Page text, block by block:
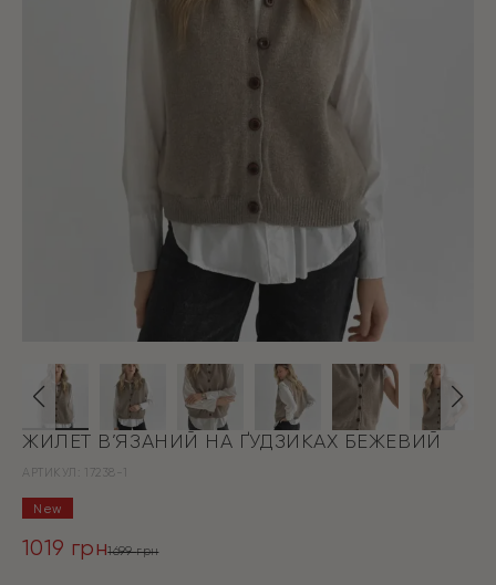
ЖИЛЕТ В’ЯЗАНИЙ НА ҐУДЗИКАХ БЕЖЕВИЙ
АРТИКУЛ: 17238-1
New
1699грн
1019 грн